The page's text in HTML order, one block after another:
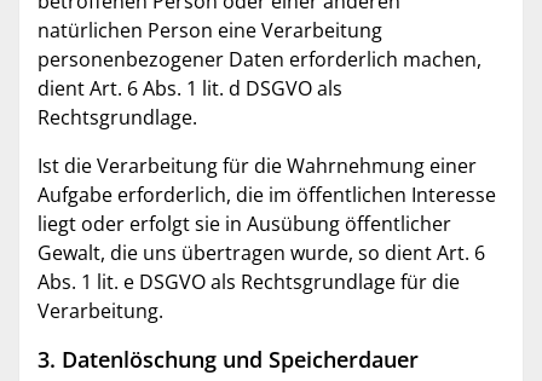
natürlichen Person eine Verarbeitung
personenbezogener Daten erforderlich machen,
dient Art. 6 Abs. 1 lit. d DSGVO als
Rechtsgrundlage.
Ist die Verarbeitung für die Wahrnehmung einer
Aufgabe erforderlich, die im öffentlichen Interesse
liegt oder erfolgt sie in Ausübung öffentlicher
Gewalt, die uns übertragen wurde, so dient Art. 6
Abs. 1 lit. e DSGVO als Rechtsgrundlage für die
Verarbeitung.
3. Datenlöschung und Speicherdauer